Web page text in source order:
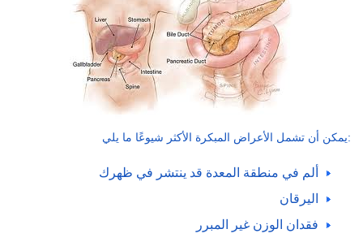
يمكن أن تشمل الأعراض المبكرة الأكثر شيوعًا ما يلي:
ألم في منطقة المعدة قد ينتشر في ظهرك
اليرقان
فقدان الوزن غير المبرر